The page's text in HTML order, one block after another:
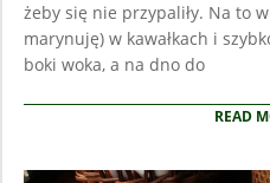
żeby się nie przypaliły. Na to
marynuję) w kawałkach i
boki woka, a na dno do
READ